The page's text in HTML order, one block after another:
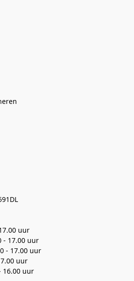
uur
- 17.00 uur
- 17.00 uur
uur
16.00 uur